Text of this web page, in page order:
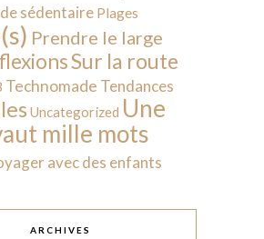
sédentaire Plages
Prendre le large
Sur la route
Technomade Tendances
Uncategorized Une
mille mots
avec des enfants
ARCHIVES